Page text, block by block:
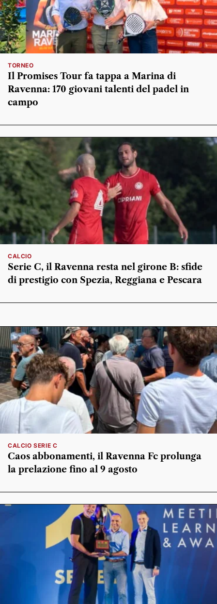
TORNEO
Il Promises Tour fa tappa a Marina di
Ravenna: 170 giovani talenti del padel in
campo
CALCIO
Serie C, il Ravenna resta nel girone B: sfide
di prestigio con Spezia, Reggiana e Pescara
CALCIO SERIE C
Caos abbonamenti, il Ravenna Fc prolunga
la prelazione fino al 9 agosto